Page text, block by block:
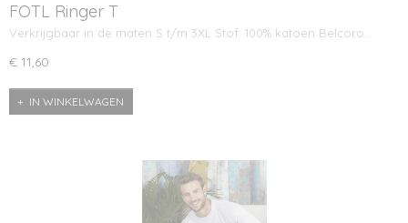
FOTL Ringer T
Verkrijgbaar in de maten S t/m 3XL Stof: 100% katoen Belcoro…
€ 11,60
IN WINKELWAGEN